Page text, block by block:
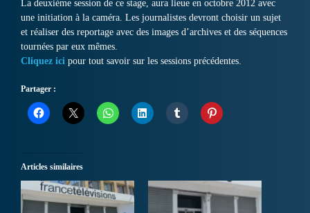
La deuxième session de ce stage, aura lieue en octobre 2012 avec
une initiation à la caméra. Les journalistes devront choisir un sujet
et réaliser des reportage avec des images d’archives et des séquences
tournées par eux mêmes.
Cliquez ici pour tout savoir sur les sessions précédentes.
Partager :
Articles similaires